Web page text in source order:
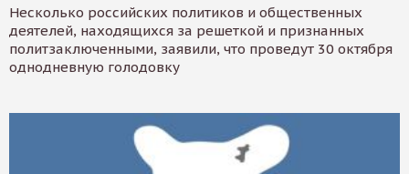
Несколько российских политиков и общественных
деятелей, находящихся за решеткой и признанных
политзаключенными, заявили, что проведут 30 октября
однодневную голодовку